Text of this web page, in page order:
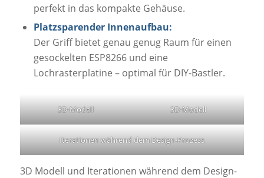
perfekt in das kompakte Gehäuse.
Platzsparender Innenaufbau:
Der Griff bietet genau genug Raum für einen
gesockelten ESP8266 und eine
Lochrasterplatine – optimal für DIY-Bastler.
3D-Modell 3D-Modell
Iterationen während dem Design-Prozess
3D Modell und Iterationen während dem Design-